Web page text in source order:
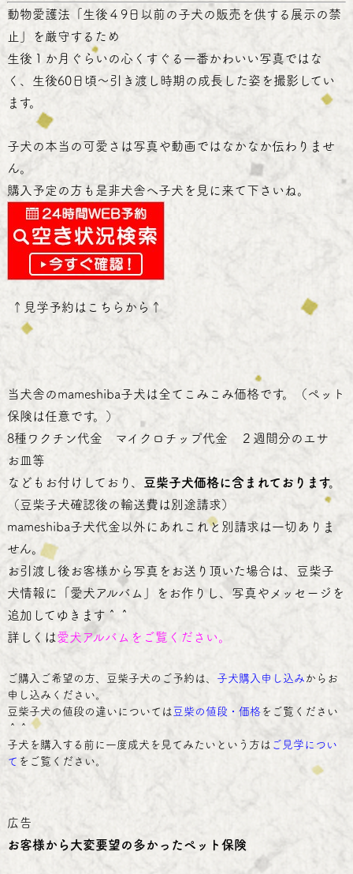
動物愛護法「生後４9日以前の子犬の販売を供する展示の禁
止」を厳守するため
生後１か月ぐらいの心くすぐる一番かわいい写真ではな
く、生後60日頃～引き渡し時期の成長した姿を撮影してい
ます。
子犬の本当の可愛さは写真や動画ではなかなか伝わりませ
ん。
購入予定の方も是非犬舎へ子犬を見に来て下さいね。
↑ 見学予約はこちらから ↑
当犬舎のmameshiba子犬は全てこみこみ価格です。（ペット
保険は任意です。）
8種ワクチン代金 マイクロチップ代金 ２週間分のエサ
お皿等
などもお付けしており、 豆柴子犬価格に含まれております。
（豆柴子犬確認後の輸送費は別途請求）
mameshiba子犬代金以外にあれこれと別請求は一切ありま
せん。
お引渡し後お客様から写真をお送り頂いた場合は、豆柴子
犬情報に「愛犬アルバム」をお作りし、写真やメッセージを
追加してゆきます＾＾
詳しくは愛犬アルバム をご覧ください。
ご購入ご希望の方、豆柴子犬のご予約は、 子犬購入申し込み からお
申し込みください。
豆柴子犬の値段の違いについては 豆柴の値段・価格をご覧ください
＾＾
子犬を購入する前に一度成犬を見てみたいという方は ご見学につい
て をご覧ください。
広告
お客様から大変要望の多かったペット保険